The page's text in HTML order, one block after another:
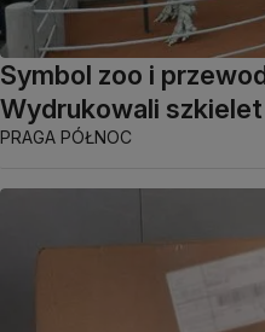
Symbol zoo i
Wydrukowali szkielet
PRAGA PÓŁNOC